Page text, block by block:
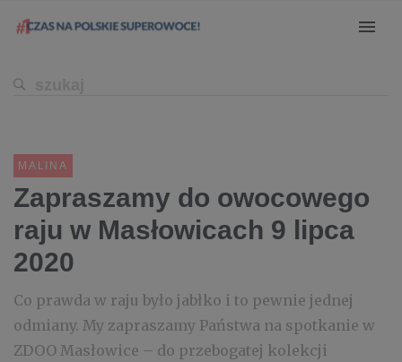
MALINA
Zapraszamy do owocowego
raju w Masłowicach 9 lipca
2020
Co prawda w raju było jabłko i to pewnie jednej
odmiany. My zapraszamy Państwa na spotkanie w
ZDOO Masłowice – do przebogatej kolekcji